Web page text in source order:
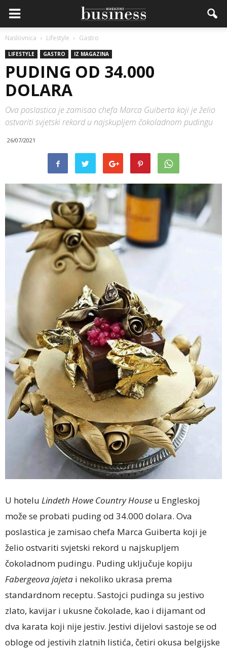
Naslovnica Lifestyle Gastro
LIFESTYLE GASTRO IZ MAGAZINA
PUDING OD 34.000
DOLARA
Ova poslastica je zamisao chefa Marca Guiberta koji je želio
ostvariti svjetski rekord u najskupljem čokoladnom pudingu
26/07/2021
U hotelu Lindeth Howe Country House u Engleskoj
može se probati puding od 34.000 dolara. Ova
poslastica je zamisao chefa Marca Guiberta koji je
želio ostvariti svjetski rekord u najskupljem
čokoladnom pudingu. Puding uključuje kopiju
Fabergeova jajeta i nekoliko ukrasa prema
standardnom receptu. Sastojci pudinga su jestivo
zlato, kavijar i ukusne čokolade, kao i dijamant od
dva karata koji nije jestiv. Jestivi dijelovi sastoje se od
obloge od jestivih zlatnih listića, četiri okusa belgijske